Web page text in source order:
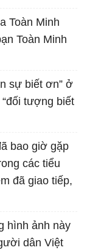
Toàn Minh
Toàn Minh
sự biết ơn” ở
tượng biết
bao giờ gặp
các tiểu
đã giao tiếp,
hình ảnh này
dân Việt